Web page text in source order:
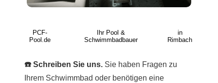
PCF-
Pool.de
Ihr Pool &
Schwimmbadbauer
in
Rimbach
☎️ Schreiben Sie uns. Sie haben Fragen zu
Ihrem Schwimmbad oder benötigen eine